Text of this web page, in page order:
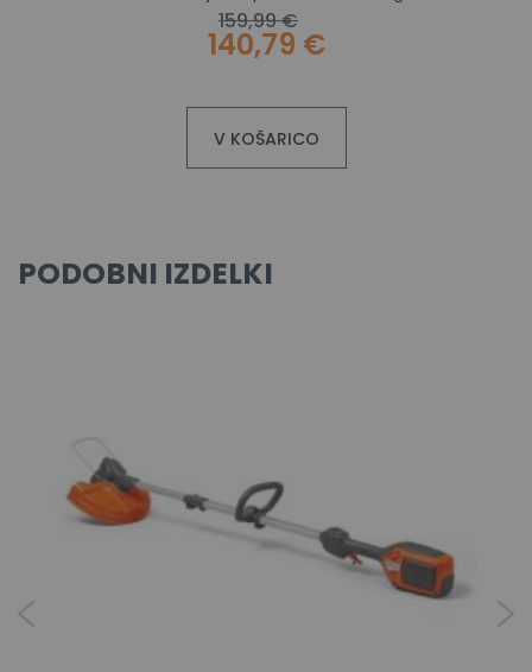
159,99 €
140,79 €
V KOŠARICO
PODOBNI IZDELKI